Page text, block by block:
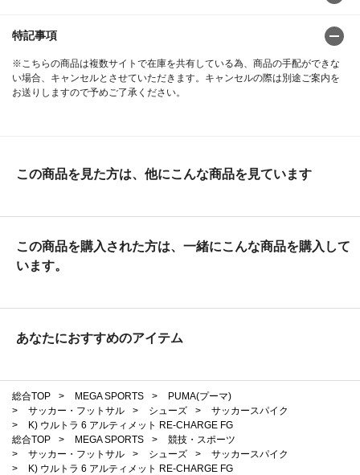
特記事項
※こちらの商品は複数サイトで在庫を共有している為、商品の手配ができな
い場合、キャンセルとさせていただきます。キャンセルの際は別途ご案内を
お送りしますので予めご了承ください。
この商品を見た方は、他にこんな商品を見ています
この商品を購入された方は、一緒にこんな商品を購入して
います。
あなたにおすすめのアイテム
総合TOP > MEGA SPORTS >
PUMA(プーマ)
>
サッカー・フットサル > シューズ >
サッカースパイク
>
K) ウルトラ 6 アルティメット RE-CHARGE FG
総合TOP
> MEGA SPORTS >
競技・スポーツ
>
サッカー・フットサル > シューズ >
サッカースパイク
>
K) ウルトラ 6 アルティメット RE-CHARGE FG